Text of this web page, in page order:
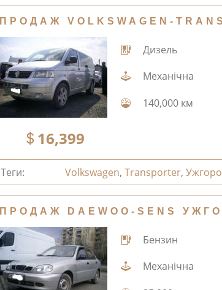
ПРОДАЖ VOLKSWAGEN-
16,399
Дизель
Механічна
140,000 км
Теги: Volkswagen,Transporter,
ПРОДАЖ DAEWOO-SENS
Бензин
Механічна